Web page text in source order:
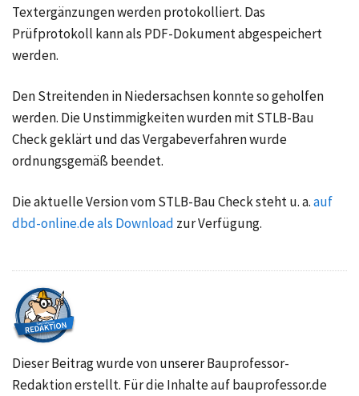
Textergänzungen werden protokolliert. Das
Prüfprotokoll kann als PDF-Dokument abgespeichert
werden.
Den Streitenden in Niedersachsen konnte so geholfen
werden. Die Unstimmigkeiten wurden mit STLB-Bau
Check geklärt und das Vergabeverfahren wurde
ordnungsgemäß beendet.
Die aktuelle Version vom STLB-Bau Check stehtu. a.auf
dbd-online.de als Download zur Verfügung.
Dieser Beitrag wurde von unserer Bauprofessor-
Redaktion erstellt. Für die Inhalte auf bauprofessor.de